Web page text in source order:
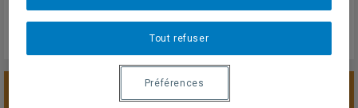
Tout refuser
Préférences